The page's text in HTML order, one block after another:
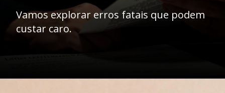
Vamos explorar erros fatais que podem
custar caro.